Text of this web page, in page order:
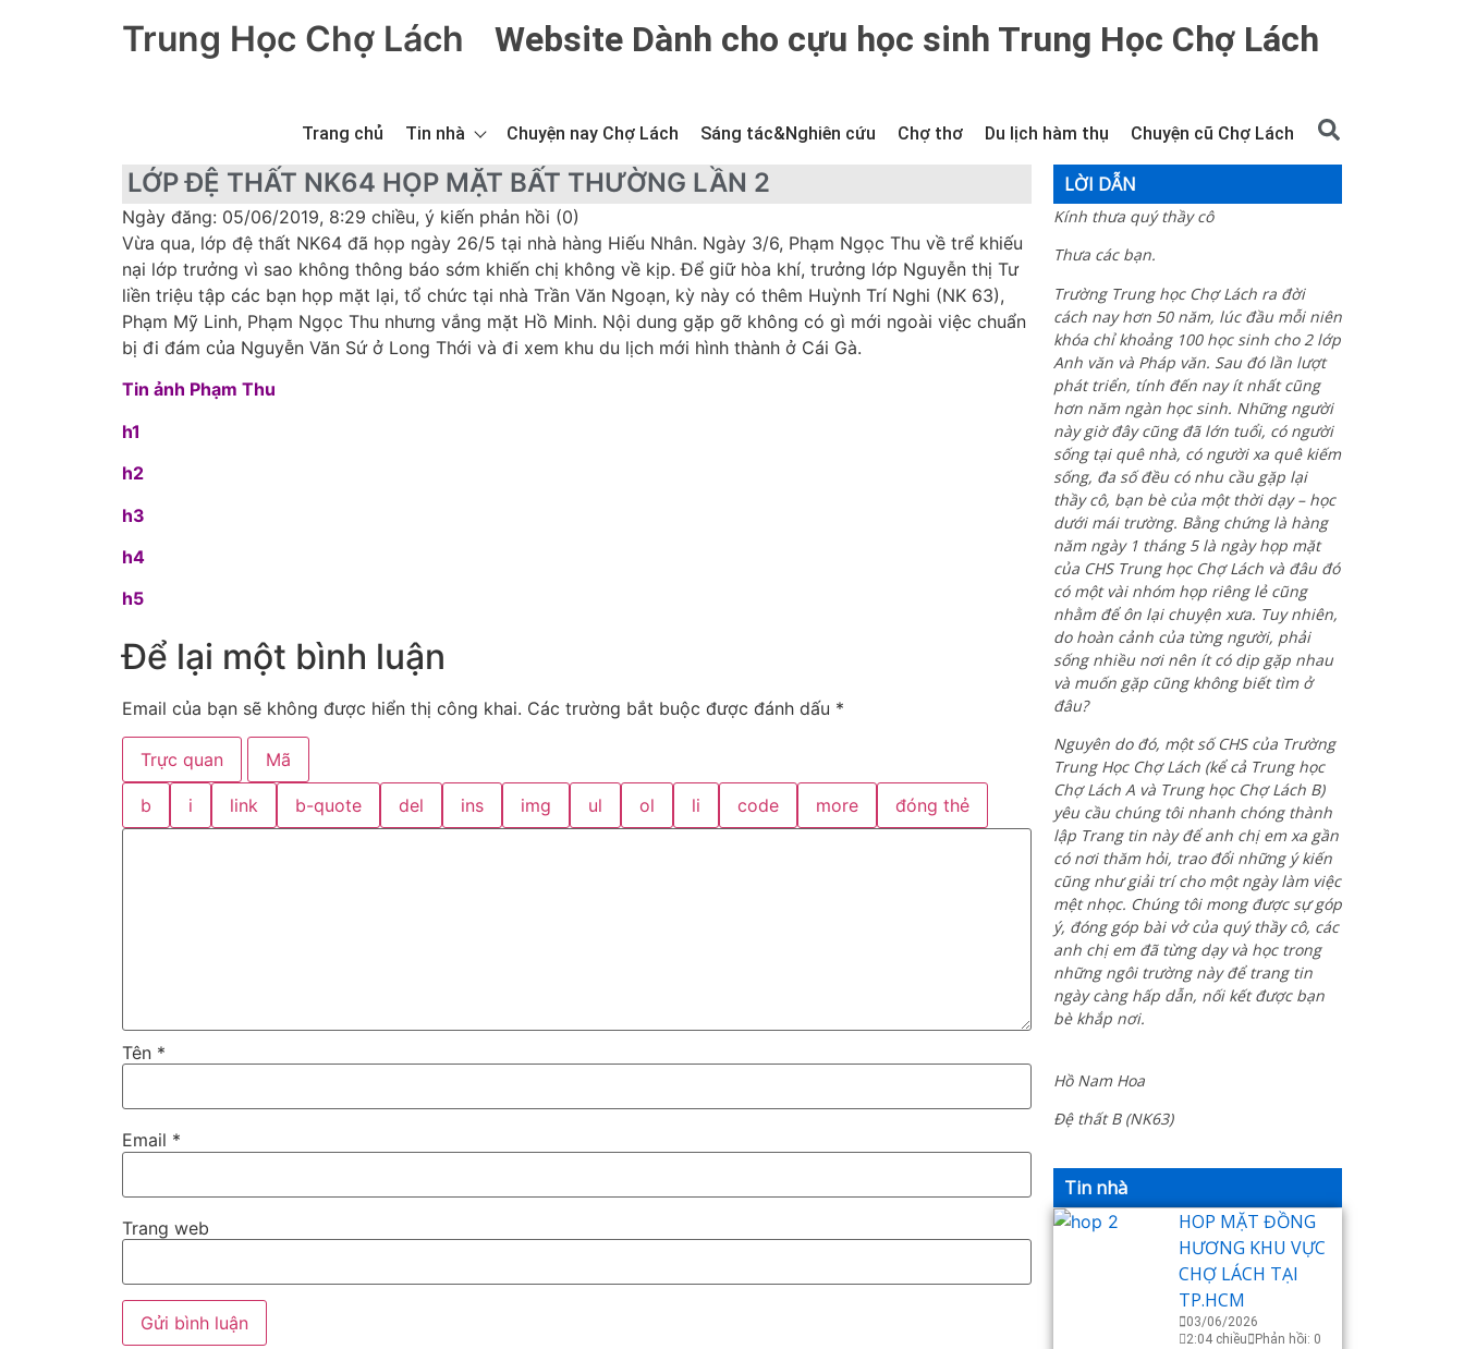
Trung Học Chợ Lách Website Dành cho cựu học sinh Trung Học Chợ Lách
Trang chủ Tin nhà Chuyện nay Chợ Lách Sáng tác&Nghiên cứu Chợ thơ Du lịch hàm thụ Chuyện cũ Chợ Lách
LỚP ĐỆ THẤT NK64 HỌP MẶT BẤT THƯỜNG LẦN 2
Ngày đăng: 05/06/2019, 8:29 chiều, ý kiến phản hồi (0)
Vừa qua, lớp đệ thất NK64 đã họp ngày 26/5 tại nhà hàng Hiếu Nhân. Ngày 3/6, Phạm Ngọc Thu về trể khiếu
nại lớp trưởng vì sao không thông báo sớm khiến chị không về kịp. Để giữ hòa khí, trưởng lớp Nguyễn thị Tư
liền triệu tập các bạn họp mặt lại, tổ chức tại nhà Trần Văn Ngoạn, kỳ này có thêm Huỳnh Trí Nghi (NK 63),
Phạm Mỹ Linh, Phạm Ngọc Thu nhưng vắng mặt Hồ Minh. Nội dung gặp gỡ không có gì mới ngoài việc chuẩn
bị đi đám của Nguyễn Văn Sứ ở Long Thới và đi xem khu du lịch mới hình thành ở Cái Gà.
Tin ảnh Phạm Thu
h1
h2
h3
h4
h5
Để lại một bình luận
Email của bạn sẽ không được hiển thị công khai. Các trường bắt buộc được đánh dấu *
Trực quan Mã
Tên *
Email *
Trang web
LỜI DẪN
Kính thưa quý thầy cô
Thưa các bạn.
Trường Trung học Chợ Lách ra đời
cách nay hơn 50 năm, lúc đầu mỗi niên
khóa chỉ khoảng 100 học sinh cho 2 lớp
Anh văn và Pháp văn. Sau đó lần lượt
phát triển, tính đến nay ít nhất cũng
hơn năm ngàn học sinh. Những người
này giờ đây cũng đã lớn tuổi, có người
sống tại quê nhà, có người xa quê kiếm
sống, đa số đều có nhu cầu gặp lại
thầy cô, bạn bè của một thời dạy – học
dưới mái trường. Bằng chứng là hàng
năm ngày 1 tháng 5 là ngày họp mặt
của CHS Trung học Chợ Lách và đâu đó
có một vài nhóm họp riêng lẻ cũng
nhằm để ôn lại chuyện xưa. Tuy nhiên,
do hoàn cảnh của từng người, phải
sống nhiều nơi nên ít có dịp gặp nhau
và muốn gặp cũng không biết tìm ở
đâu?
Nguyên do đó, một số CHS của Trường
Trung Học Chợ Lách (kể cả Trung học
Chợ Lách A và Trung học Chợ Lách B)
yêu cầu chúng tôi nhanh chóng thành
lập Trang tin này để anh chị em xa gần
có nơi thăm hỏi, trao đổi những ý kiến
cũng như giải trí cho một ngày làm việc
mệt nhọc. Chúng tôi mong được sự góp
ý, đóng góp bài vở của quý thầy cô, các
anh chị em đã từng dạy và học trong
những ngôi trường này để trang tin
ngày càng hấp dẫn, nối kết được bạn
bè khắp nơi.
Hồ Nam Hoa
Đệ thất B (NK63)
Tin nhà
HOP MẶT ĐỒNG
HƯƠNG KHU VỰC
CHỢ LÁCH TẠI
TP.HCM
03/06/2026
2:04 chiều
Phản hồi: 0